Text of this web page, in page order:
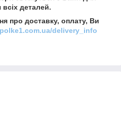
всіх деталей.
про доставку, оплату, Ви
delivery_info